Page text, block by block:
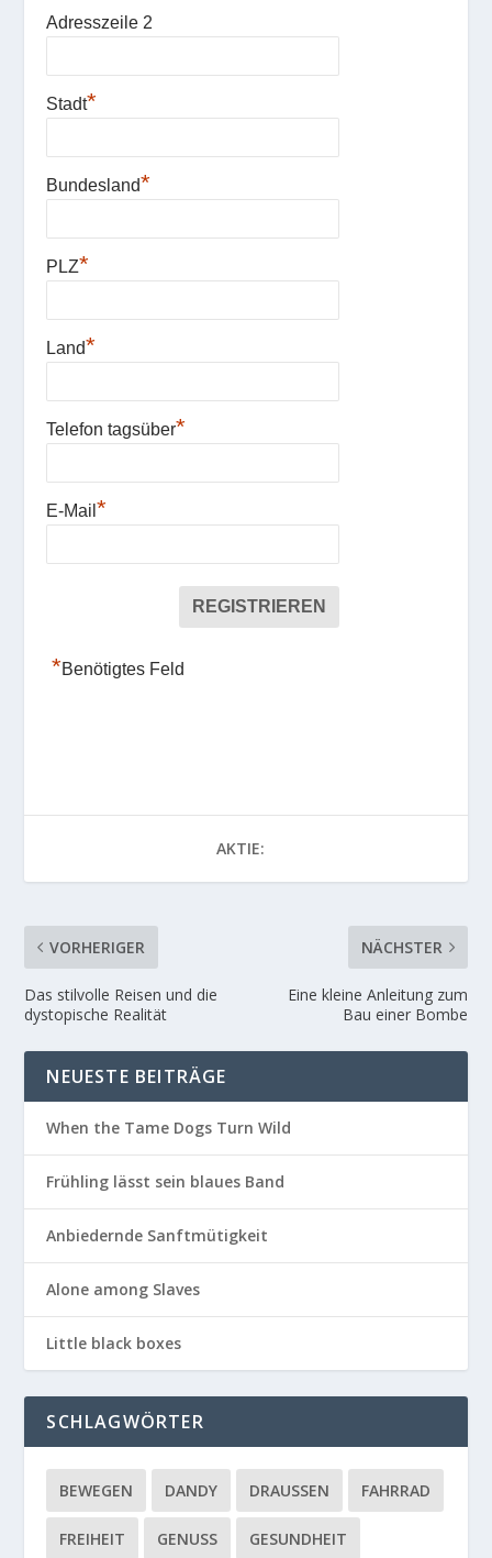
Adresszeile 2
Stadt*
Bundesland*
PLZ*
Land*
Telefon tagsüber*
E-Mail*
*Benötigtes Feld
AKTIE:
VORHERIGER
Das stilvolle Reisen und die
dystopische Realität
NÄCHSTER
Eine kleine Anleitung zum
Bau einer Bombe
NEUESTE BEITRÄGE
When the Tame Dogs Turn Wild
Frühling lässt sein blaues Band
Anbiedernde Sanftmütigkeit
Alone among Slaves
Little black boxes
SCHLAGWÖRTER
BEWEGEN DANDY DRAUSSEN FAHRRAD
FREIHEIT GENUSS GESUNDHEIT